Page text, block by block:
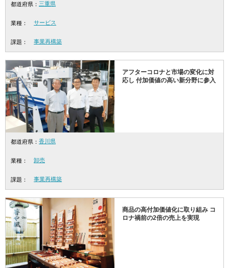
都道府県： 三重県
業種： サービス
課題： 事業再構築
アフターコロナと市場の変化に対
応し 付加価値の高い新分野に参入
都道府県： 香川県
業種： 卸売
課題： 事業再構築
商品の高付加価値化に取り組み コ
ロナ禍前の2倍の売上を実現